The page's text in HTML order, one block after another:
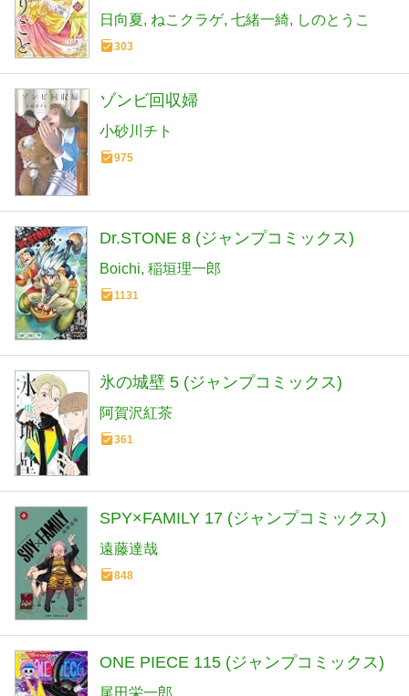
日向夏 ねこクラゲ 七緒一綺 しのとうこ
303
ゾンビ回収婦
小砂川チト
975
Dr.STONE 8 (ジャンプコミックス)
Boichi 稲垣理一郎
1131
氷の城壁 5 (ジャンプコミックス)
阿賀沢紅茶
361
SPY×FAMILY 17 (ジャンプコミックス)
遠藤達哉
848
ONE PIECE 115 (ジャンプコミックス)